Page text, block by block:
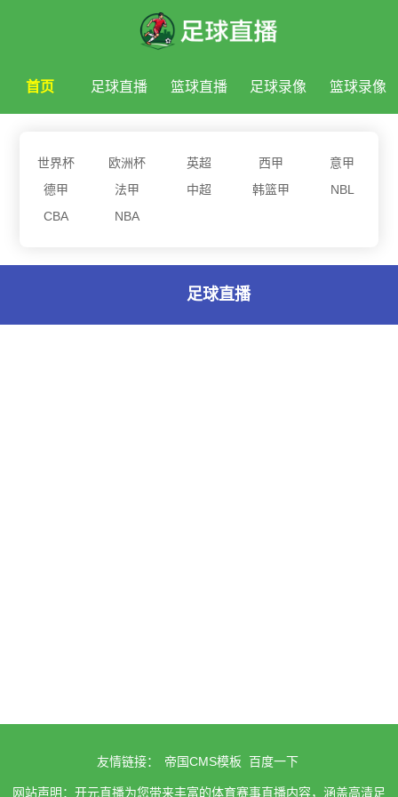
首页 足球直播 篮球直播 足球录像 篮球录像
世界杯 欧洲杯 英超 西甲
意甲
德甲
法甲 中超 韩篮甲
NBL
CBA
NBA
足球直播
友情链接： 帝国CMS模板 百度一下
网站声明：开元直播为您带来丰富的体育赛事直播内容，涵盖高清足